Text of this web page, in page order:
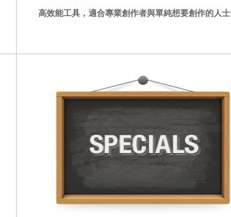
高效能工具，適合專業創作者與單純想要創作的人士